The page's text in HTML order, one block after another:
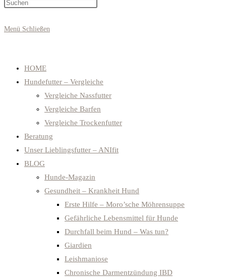
Suche
panel.
Menü Schließen
HOME
Hundefutter – Vergleiche
Vergleiche Nassfutter
Vergleiche Barfen
Vergleiche Trockenfutter
Beratung
Unser Lieblingsfutter – ANIfit
BLOG
Hunde-Magazin
Gesundheit – Krankheit Hund
Erste Hilfe – Moro’sche Möhrensuppe
Gefährliche Lebensmittel für Hunde
Durchfall beim Hund – Was tun?
Giardien
Leishmaniose
Chronische Darmentzündung IBD